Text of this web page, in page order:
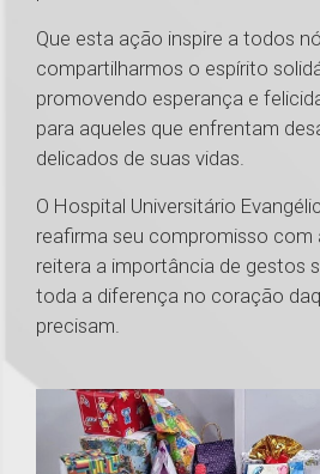
Que esta ação inspire a todos
compartilharmos o espírito
promovendo esperança e
para aqueles que enfrentam
delicados de suas vidas.
O Hospital Universitário
reafirma seu compromisso com
reitera a importância de gestos
toda a diferença no coração
precisam.